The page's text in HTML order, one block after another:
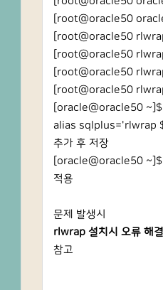
[root@oracle50
[root@oracle50
[root@oracle50
[root@oracle50
[root@oracle50
[oracle@oracle50
alias sqlplus='rlwrap
추가 후 저장
[oracle@oracle50
적용
문제 발생시
rlwrap 설치시 오류 해결
참고